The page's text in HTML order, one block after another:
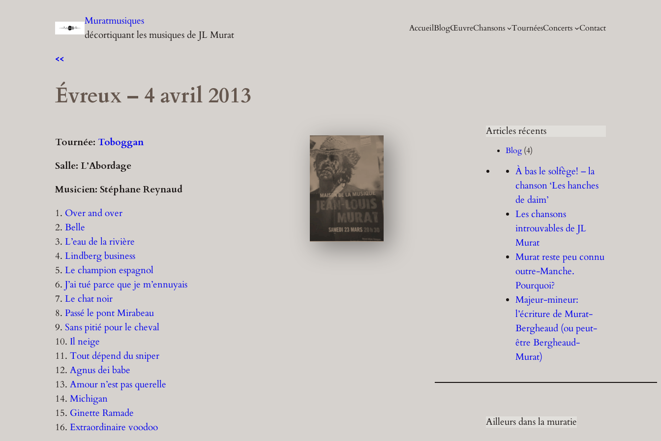
Muratmusiques
décortiquant les musiques de JL Murat
AccueilBlogŒuvreChansons TournéesConcerts Contact
<<
Évreux – 4 avril 2013
Tournée: Toboggan
Salle: L’Abordage
Musicien: Stéphane Reynaud
1. Over and over
2. Belle
3. L’eau de la rivière
4. Lindberg business
5. Le champion espagnol
6. J’ai tué parce que je m’ennuyais
7. Le chat noir
8. Passé le pont Mirabeau
9. Sans pitié pour le cheval
10. Il neige
11. Tout dépend du sniper
12. Agnus dei babe
13. Amour n’est pas querelle
14. Michigan
15. Ginette Ramade
16. Extraordinaire voodoo
Articles récents
Blog (4)
À bas le solfège! – la
chanson ‘Les hanches
de daim’
Les chansons
introuvables de JL
Murat
Murat reste peu connu
outre-Manche.
Pourquoi?
Majeur-mineur:
l’écriture de Murat-
Bergheaud (ou peut-
être Bergheaud-
Murat)
Ailleurs dans la muratie